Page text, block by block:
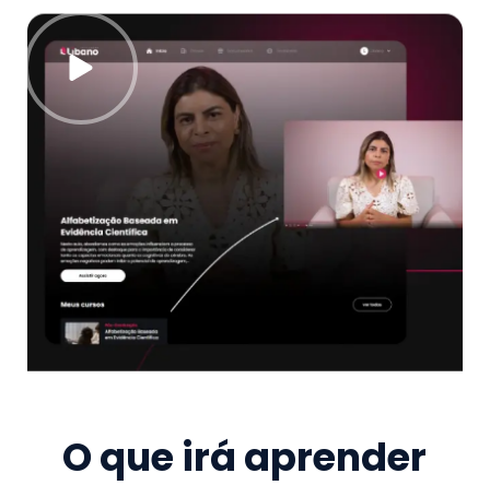
O que irá aprender